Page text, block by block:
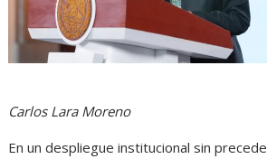
Carlos Lara Moreno
En un despliegue institucional sin